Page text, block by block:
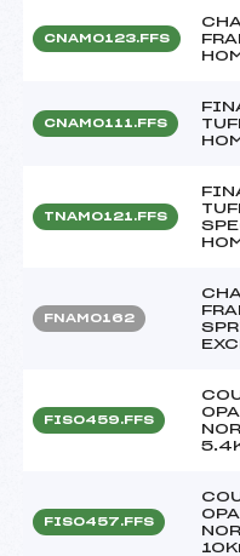
CNAM0123.FFS
CNAM0111.FFS
TNAM0121.FFS
FNAM0162
FIS0459.FFS
FIS0457.FFS